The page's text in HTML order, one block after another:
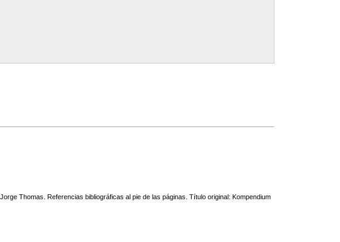
Thomas. Referencias bibliográficas al pie de las páginas. Título original: Kompendium